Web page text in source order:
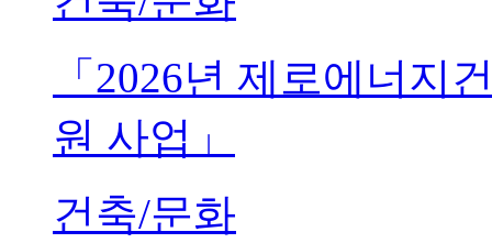
「2026년 제로에너지
원 사업」
건축/문화